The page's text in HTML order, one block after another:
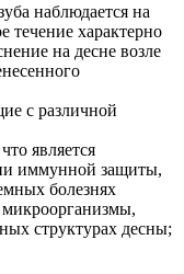
наблюдается на
течение характерно
на десне возле
с различной
является
иммунной защиты,
болезнях
микроорганизмы,
структурах десны;